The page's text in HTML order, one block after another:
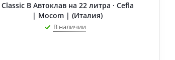
Classic B Автоклав на 22 литра · Cefla
| Mocom | (Италия)
В наличии